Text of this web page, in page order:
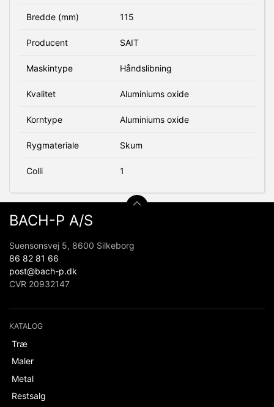
Bredde (mm) 115
Producent SAIT
Maskintype Håndslibning
Kvalitet Aluminiums oxide
Korntype Aluminiums oxide
Rygmateriale Skum
Colli 1
BACH-P A/S
Suensonsvej 5, 8600 Silkeborg
86 82 81 66
post@bach-p.dk
CVR 20932147
KATALOG
Træ
Maler
Metal
Restsalg